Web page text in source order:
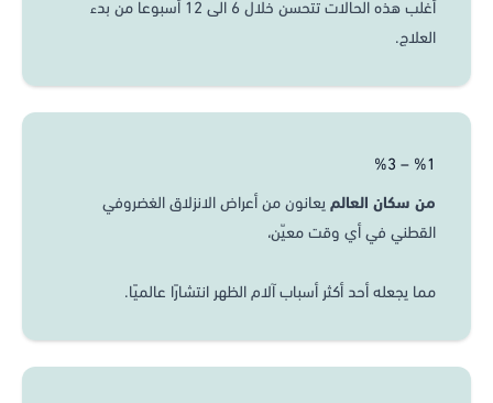
أغلب هذه الحالات تتحسن خلال 6 الى 12 أسبوعا من بدء
العلاج.
%1 – %3
من سكان العالم يعانون من أعراض الانزلاق الغضروفي
القطني في أي وقت معيّن،
مما يجعله أحد أكثر أسباب آلام الظهر انتشارًا عالميًا.